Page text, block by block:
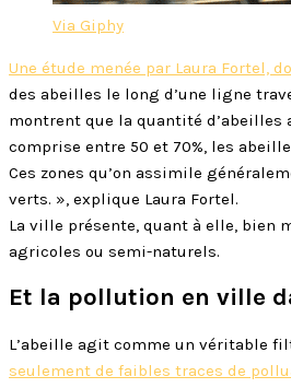
Via Giphy
Une étude menée par Laura Fortel,
des abeilles le long d’une ligne
montrent que la quantité
comprise entre 50 et 70%, les
Ces zones qu’on assimile
verts. », explique Laura Fortel.
La ville présente, quant à elle, bien
agricoles ou semi-naturels.
Et la pollution en ville
L’abeille agit comme un véritable
seulement de faibles traces de